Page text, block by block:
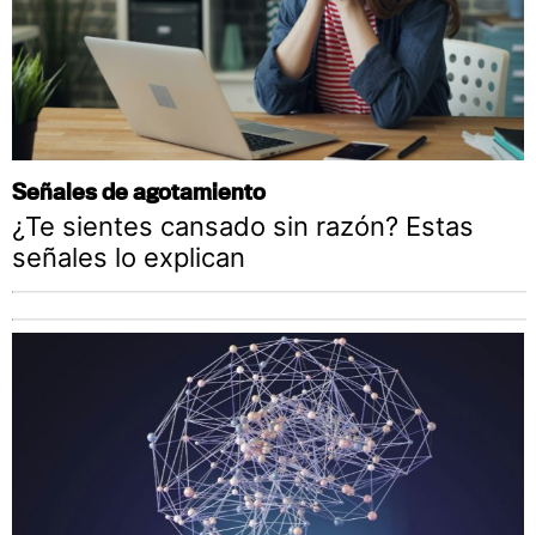
Señales de agotamiento
¿Te sientes cansado sin razón? Estas
señales lo explican